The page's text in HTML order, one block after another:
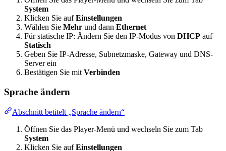
System
Klicken Sie aufEinstellungen
Wählen Sie Mehr und dann Ethernet
Für statische IP: Ändern Sie den IP-Modus von DHCP auf
Statisch
Geben Sie IP-Adresse, Subnetzmaske, Gateway und DNS-
Server ein
Bestätigen Sie mit Verbinden
Sprache ändern
Abschnitt betitelt „Sprache ändern“
Öffnen Sie das Player-Menü und wechseln Sie zum Tab
System
Klicken Sie aufEinstellungen